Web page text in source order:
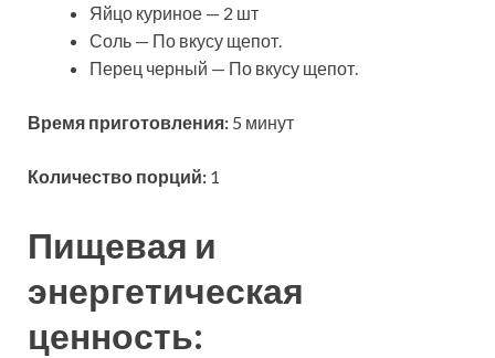
Яйцо куриное — 2 шт
Соль — По вкусу щепот.
Перец черный — По вкусу щепот.
Время приготовления: 5 минут
Количество порций: 1
Пищевая и
энергетическая
ценность: